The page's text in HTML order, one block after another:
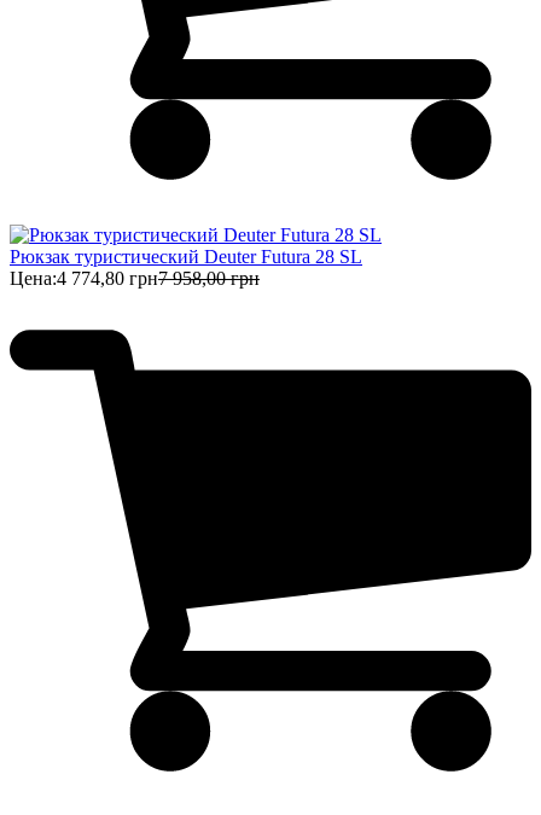
Рюкзак туристический Deuter Futura 28 SL
Цена:4 774,80 грн7 958,00 грн